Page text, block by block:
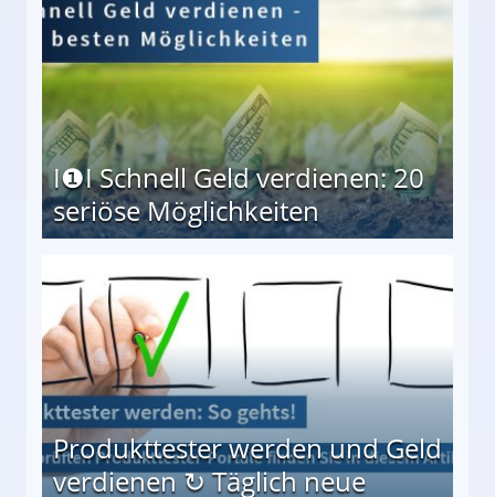
I❶I Schnell Geld verdienen: 20
seriöse Möglichkeiten
Produkttester werden und Geld
verdienen ↻ Täglich neue